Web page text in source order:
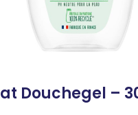
Douchegel –